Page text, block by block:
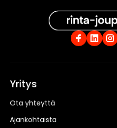
Yritys
Ota yhteyttä
Ajankohtaista